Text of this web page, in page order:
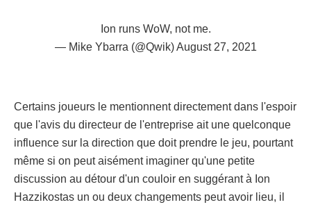
Ion runs WoW, not me.
— Mike Ybarra (@Qwik)August 27, 2021
Certains joueurs le mentionnent directement dans l'espoir
que l'avis du directeur de l'entreprise ait une quelconque
influence sur la direction que doit prendre le jeu, pourtant
même si on peut aisément imaginer qu'une petite
discussion au détour d'un couloir en suggérant à Ion
Hazzikostas un ou deux changements peut avoir lieu, il